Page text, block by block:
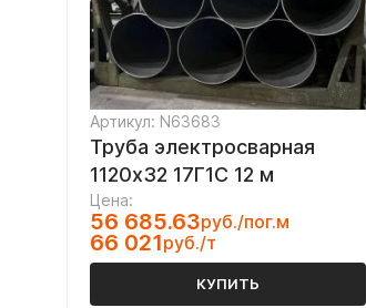
Артикул: N63683
Труба электросварная
1120х32 17Г1С 12 м
Цена:
56 685.63руб./пог.м
66 021руб./т
КУПИТЬ